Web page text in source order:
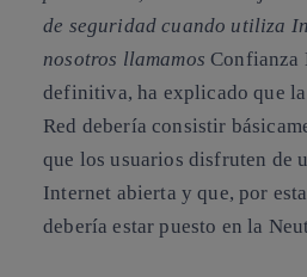
de seguridad cuando utiliza
nosotros llamamosConfianza
definitiva, ha explicado que
Red debería consistir
que los usuarios disfruten de
Internet abierta y que, por
debería estar puesto en la